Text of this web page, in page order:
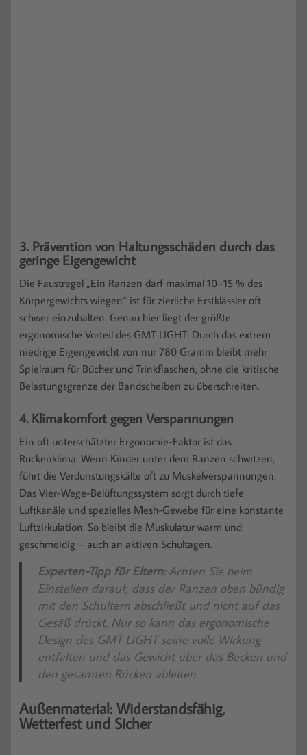
3. Prävention von Haltungsschäden durch das
geringe Eigengewicht
Die Faustregel „Ein Ranzen darf maximal 10–15 % des
Körpergewichts wiegen“ ist für zierliche Erstklässler oft
schwer einzuhalten. Genau hier liegt der größte
ergonomische Vorteil des GMT LIGHT: Durch das extrem
niedrige Eigengewicht von nur 780 Gramm bleibt mehr
Spielraum für Bücher und Trinkflaschen, ohne die kritische
Belastungsgrenze der Bandscheiben zu überschreiten.
4. Klimakomfort gegen Verspannungen
Ein oft unterschätzter Ergonomie-Faktor ist das
Rückenklima. Wenn Kinder unter dem Ranzen schwitzen,
führt die Verdunstungskälte oft zu Muskelverspannungen.
Das Vier-Wege-Belüftungssystem sorgt durch tiefe
Luftkanäle und spezielles Mesh-Gewebe für eine konstante
Luftzirkulation. So bleibt die Muskulatur warm und
geschmeidig – auch an aktiven Schultagen.
Experten-Tipp für Eltern:Achten Sie beim
Einstellen darauf, dass der Ranzen oben bündig
mit den Schultern abschließt und nicht auf das
Gesäß drückt. Nur so kann das ergonomische
Design des GMT LIGHT seine volle Wirkung
entfalten und das Gewicht über das Becken und
den gesamten Rücken ableiten.
Außenmaterial: Widerstandsfähig,
Wetterfestund Sicher